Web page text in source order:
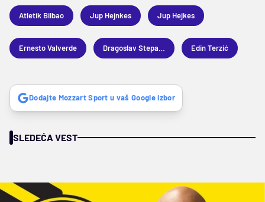
Atletik Bilbao Jup Hejnkes Jup Hejkes
Ernesto Valverde Edin Terzić
Dodajte Mozzart Sport u vaš Google izbor
SLEDEĆA VEST